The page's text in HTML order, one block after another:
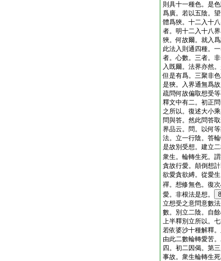
則具十一種色。是
爲廣。若以五陰。
體爲狹。十二入十
者。明十二入十八
狹。何故爾。就入
此法入則通四種。
者。心數。三者。
入既爾。法界亦然
但是有爲。三聚非
是狹。入界通無爲
疏問何故偏取想受
釋文中有二。初正
之所以。復述大小
問與答。然此問答
界品云。問。以何
法。立一行陰。答
是故別受想。建立
衆生。輪轉生死。
貪故行愛。顛倒想
欲愛貪欲縛。從愛
禪。想修無色。復
愛。非根法是想。
8
立想受之意問意數
數。別立二陰。自
上半釋別立所以。
若依婆沙十種解釋
由此二數輪轉愛苦
四。初二因偈。第
事故。衆生輪轉生